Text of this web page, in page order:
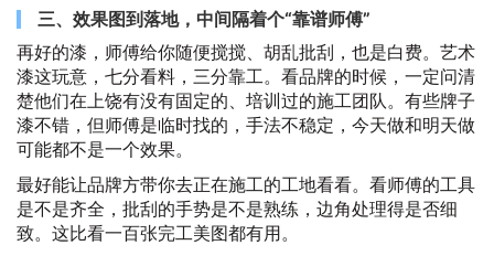
三、效果图到落地，中间隔着个“靠谱师傅”
再好的漆，师傅给你随便搅搅、胡乱批刮，也是白费。艺术
漆这玩意，七分看料，三分靠工。看品牌的时候，一定问清
楚他们在上饶有没有固定的、培训过的施工团队。有些牌子
漆不错，但师傅是临时找的，手法不稳定，今天做和明天做
可能都不是一个效果。
最好能让品牌方带你去正在施工的工地看看。看师傅的工具
是不是齐全，批刮的手势是不是熟练，边角处理得是否细
致。这比看一百张完工美图都有用。